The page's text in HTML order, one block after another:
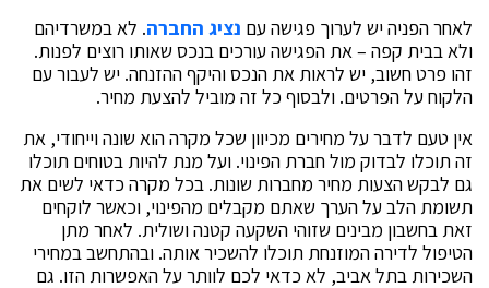
לאחר הפניה יש לערוך פגישה עם נציג החברה. לא במשרדיהם
ולא בבית קפה – את הפגישה עורכים בנכס שאותו רוצים לפנות.
זהו פרט חשוב, יש לראות את הנכס והיקף ההזנחה. יש לעבור עם
הלקוח על הפרטים. ולבסוף כל זה מוביל להצעת מחיר.
אין טעם לדבר על מחירים מכיוון שכל מקרה הוא שונה וייחודי, את
זה תוכלו לבדוק מול חברת הפינוי. ועל מנת להיות בטוחים תוכלו
גם לבקש הצעות מחיר מחברות שונות. בכל מקרה כדאי לשים את
תשומת הלב על הערך שאתם מקבלים מהפינוי, וכאשר לוקחים
זאת בחשבון מבינים שזוהי השקעה קטנה ושולית. לאחר מתן
הטיפול לדירה המוזנחת תוכלו להשכיר אותה. ובהתחשב במחירי
השכירות בתל אביב, לא כדאי לכם לוותר על האפשרות הזו. גם